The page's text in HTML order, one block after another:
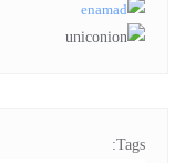
Tags: